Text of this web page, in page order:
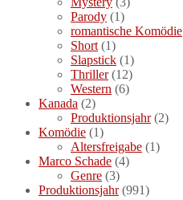
Parody (1)
romantische Komödie
Short (1)
Slapstick (1)
Thriller(12)
Western (6)
Kanada (2)
Produktionsjahr(2)
Komödie (1)
Altersfreigabe (1)
Marco Schade (4)
Genre (3)
Produktionsjahr(991)